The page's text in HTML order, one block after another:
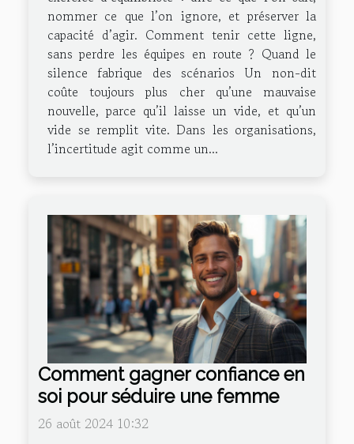
nommer ce que l’on ignore, et préserver la
capacité d’agir. Comment tenir cette ligne,
sans perdre les équipes en route ? Quand le
silence fabrique des scénarios Un non-dit
coûte toujours plus cher qu’une mauvaise
nouvelle, parce qu’il laisse un vide, et qu’un
vide se remplit vite. Dans les organisations,
l’incertitude agit comme un...
Comment gagner confiance en
soi pour séduire une femme
26 août 2024 10:32